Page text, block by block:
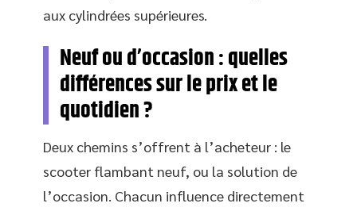
aux cylindrées supérieures.
Neuf ou d’occasion : quelles
différences sur le prix et le
quotidien ?
Deux chemins s’offrent à l’acheteur : le
scooter flambant neuf, ou la solution de
l’occasion. Chacun influence directement